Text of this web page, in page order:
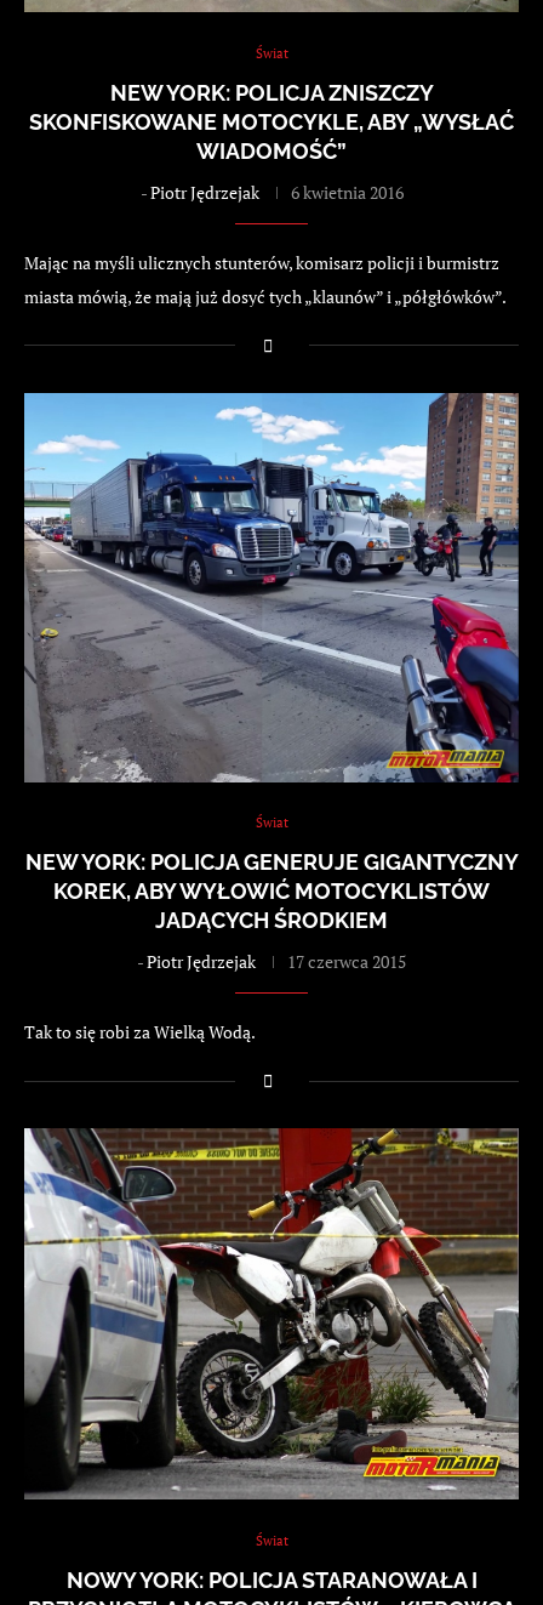
Świat
NEW YORK: POLICJA ZNISZCZY
SKONFISKOWANE MOTOCYKLE, ABY „WYSŁAĆ
WIADOMOŚĆ”
-Piotr Jędrzejak 6 kwietnia 2016
Mając na myśli ulicznych stunterów, komisarz policji i burmistrz
miasta mówią, że mają już dosyć tych „klaunów” i „półgłówków”.
Świat
NEW YORK: POLICJA GENERUJE GIGANTYCZNY
KOREK, ABY WYŁOWIĆ MOTOCYKLISTÓW
JADĄCYCH ŚRODKIEM
-Piotr Jędrzejak 17 czerwca 2015
Tak to się robi za Wielką Wodą.
Świat
NOWY YORK: POLICJA STARANOWAŁA I